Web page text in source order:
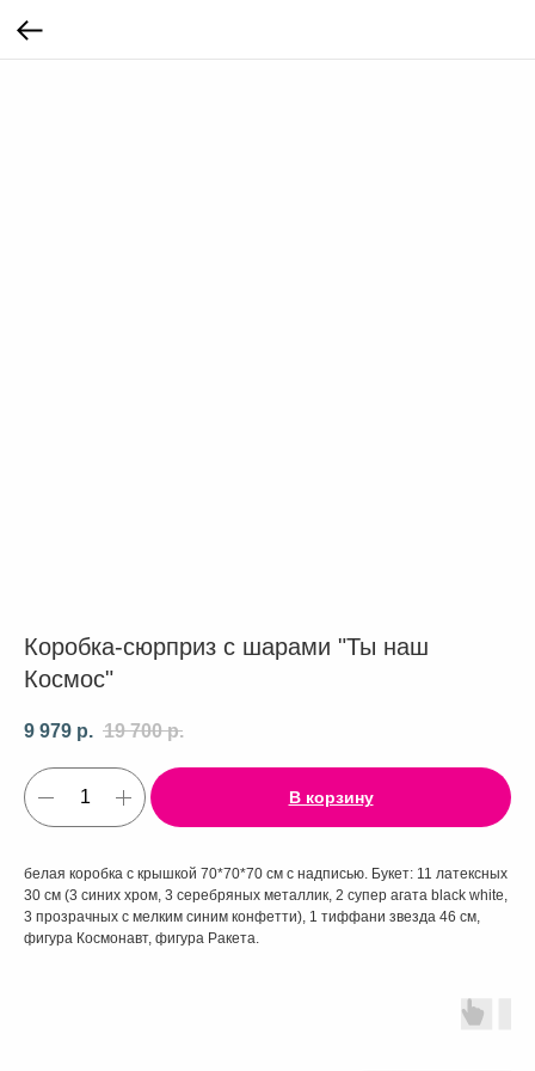
Коробка-сюрприз с шарами "Ты наш
Космос"
9 979 р. 19 700 р.
В корзину
белая коробка с крышкой 70*70*70 см с надписью. Букет: 11 латексных
30 см (3 синих хром, 3 серебряных металлик, 2 супер агата black white,
3 прозрачных с мелким синим конфетти), 1 тиффани звезда 46 см,
фигура Космонавт, фигура Ракета.